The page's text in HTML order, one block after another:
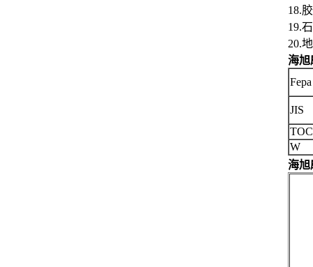
18.
19.
20.
海旭
Fepa
JIS
W
海旭